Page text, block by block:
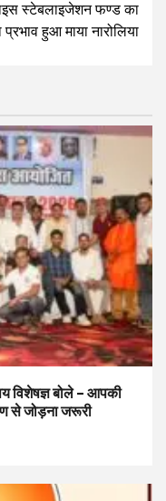
स्टेबलाइजेशन फण्ड का
प्रभाव हुआ माया नारोलिया
विशेषज्ञ बोले – आपकी
से जोड़ना जरूरी